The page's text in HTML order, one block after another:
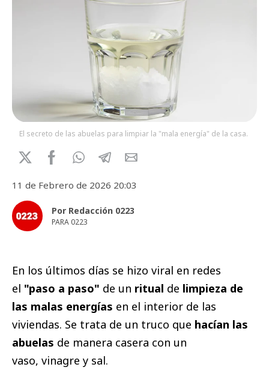
El secreto de las abuelas para limpiar la "mala energía" de la casa.
11 de Febrero de 2026 20:03
Por Redacción 0223
PARA 0223
En los últimos días se hizo viral en redes
el "paso a paso" de un ritual de limpieza de
las malas energías en el interior de las
viviendas. Se trata de un truco que hacían las
abuelas de manera casera con un
vaso, vinagre y sal.